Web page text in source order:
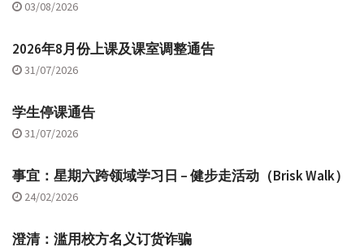
03/08/2026
2026年8月份上课及课室调整通告
31/07/2026
学生停课通告
31/07/2026
事宜：星期六跨领域学习日 – 健步走活动（Brisk Walk）
24/02/2026
澄清：滥用校方名义订货诈骗